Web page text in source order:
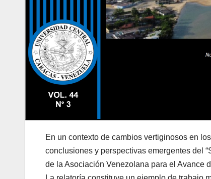
En un contexto de cambios vertiginosos en
conclusiones y perspectivas emergentes del
de la Asociación Venezolana para el Avance